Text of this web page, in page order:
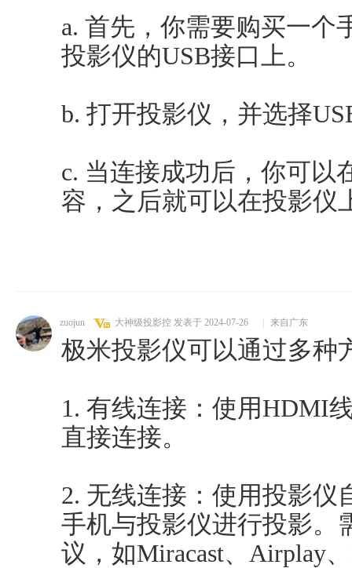
a. 首先，你需要购买一个
投影仪的USB接口上。
b. 打开投影仪，并选择
c. 当连接成功后，你可以
容，之后就可以在投影仪
zuojun 大神级投影控 发表于 2024-07-26 来自广东
极米投影仪可以通过多种
1. 有线连接：使用HDMI
直接连接。
2. 无线连接：使用投影仪
手机与投影仪进行投影。
议，如Miracast、Airplay